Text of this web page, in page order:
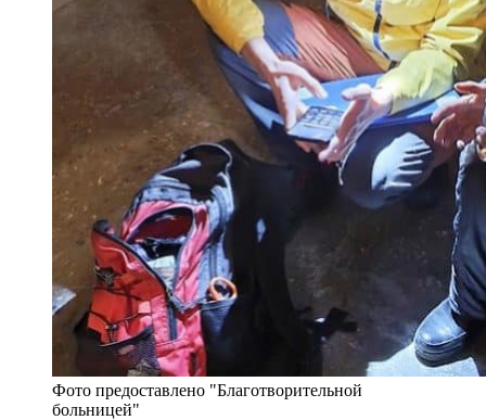
Фото предоставлено "Благотворительной
больницей"